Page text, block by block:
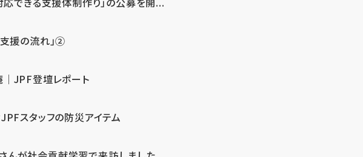
支援の流れ」②
｜JPF登壇レポート
スタッフの防災アイテム